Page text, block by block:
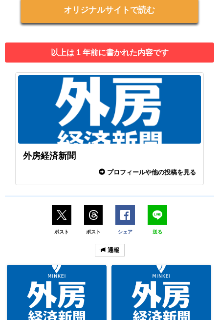
オリジナルサイトで読む
以上は 1 年前に書かれた内容です
外房経済新聞
プロフィールや他の投稿を見る
ポスト ポスト シェア 送る
通報